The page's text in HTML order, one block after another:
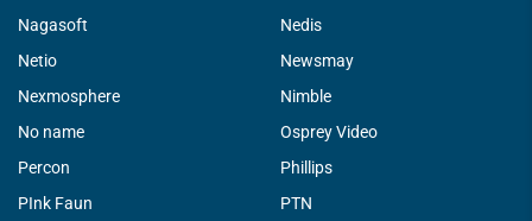
Nagasoft
Nedis
Netio
Newsmay
Nexmosphere
Nimble
No name
Osprey Video
Percon
Phillips
PInk Faun
PTN